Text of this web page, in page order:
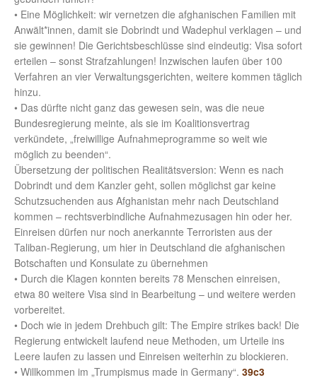
• Eine Möglichkeit: wir vernetzen die afghanischen Familien mit
Anwält*innen, damit sie Dobrindt und Wadephul verklagen – und
sie gewinnen! Die Gerichtsbeschlüsse sind eindeutig: Visa sofort
erteilen – sonst Strafzahlungen! Inzwischen laufen über 100
Verfahren an vier Verwaltungsgerichten, weitere kommen täglich
hinzu.
• Das dürfte nicht ganz das gewesen sein, was die neue
Bundesregierung meinte, als sie im Koalitionsvertrag
verkündete, „freiwillige Aufnahmeprogramme so weit wie
möglich zu beenden“.
Übersetzung der politischen Realitätsversion: Wenn es nach
Dobrindt und dem Kanzler geht, sollen möglichst gar keine
Schutzsuchenden aus Afghanistan mehr nach Deutschland
kommen – rechtsverbindliche Aufnahmezusagen hin oder her.
Einreisen dürfen nur noch anerkannte Terroristen aus der
Taliban-Regierung, um hier in Deutschland die afghanischen
Botschaften und Konsulate zu übernehmen
• Durch die Klagen konnten bereits 78 Menschen einreisen,
etwa 80 weitere Visa sind in Bearbeitung – und weitere werden
vorbereitet.
• Doch wie in jedem Drehbuch gilt: The Empire strikes back! Die
Regierung entwickelt laufend neue Methoden, um Urteile ins
Leere laufen zu lassen und Einreisen weiterhin zu blockieren.
• Willkommen im „Trumpismus made in Germany“. 39c3